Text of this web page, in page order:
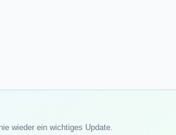
wieder ein wichtiges Update.